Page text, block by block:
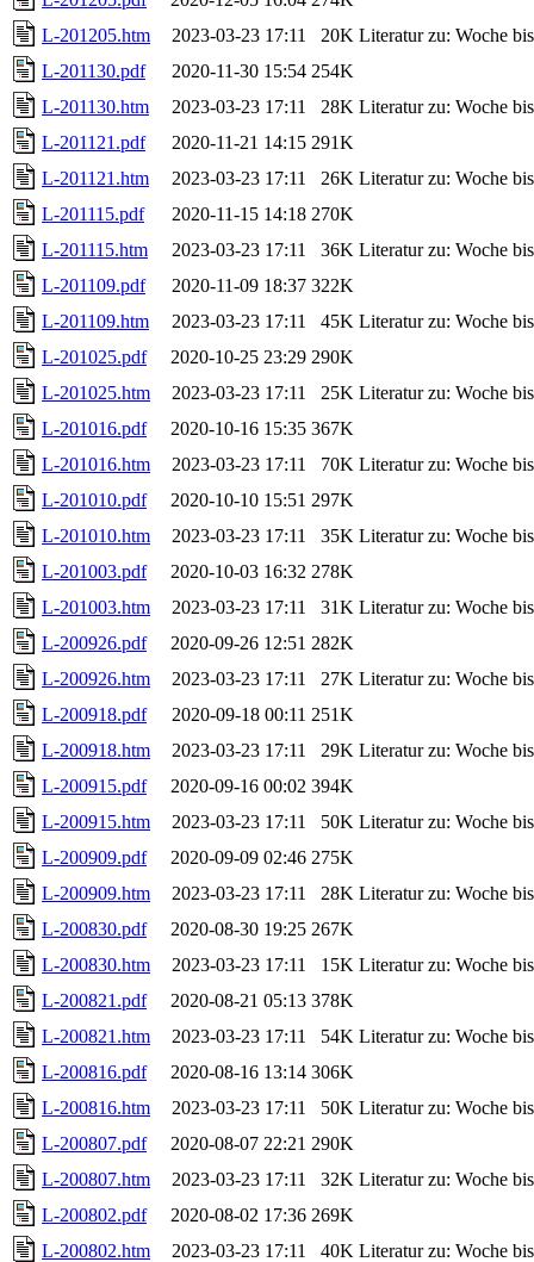
L-201205.htm
2023-03-23 17:11 20K Literatur zu: Woche
L-201130.pdf
2020-11-30 15:54 254K
L-201130.htm
2023-03-23 17:11 28K Literatur zu: Woche
L-201121.pdf
2020-11-21 14:15 291K
L-201121.htm
2023-03-23 17:11 26K Literatur zu: Woche
L-201115.pdf
2020-11-15 14:18 270K
L-201115.htm
2023-03-23 17:11 36K Literatur zu: Woche
L-201109.pdf
2020-11-09 18:37 322K
L-201109.htm
2023-03-23 17:11 45K Literatur zu: Woche
L-201025.pdf
2020-10-25 23:29 290K
L-201025.htm
2023-03-23 17:11 25K Literatur zu: Woche
L-201016.pdf
2020-10-16 15:35 367K
L-201016.htm
2023-03-23 17:11 70K Literatur zu: Woche
L-201010.pdf
2020-10-10 15:51 297K
L-201010.htm
2023-03-23 17:11 35K Literatur zu: Woche
L-201003.pdf
2020-10-03 16:32 278K
L-201003.htm
2023-03-23 17:11 31K Literatur zu: Woche
L-200926.pdf
2020-09-26 12:51 282K
L-200926.htm
2023-03-23 17:11 27K Literatur zu: Woche
L-200918.pdf
2020-09-18 00:11 251K
L-200918.htm
2023-03-23 17:11 29K Literatur zu: Woche
L-200915.pdf
2020-09-16 00:02 394K
L-200915.htm
2023-03-23 17:11 50K Literatur zu: Woche
L-200909.pdf
2020-09-09 02:46 275K
L-200909.htm
2023-03-23 17:11 28K Literatur zu: Woche
L-200830.pdf
2020-08-30 19:25 267K
L-200830.htm
2023-03-23 17:11 15K Literatur zu: Woche
L-200821.pdf
2020-08-21 05:13 378K
L-200821.htm
2023-03-23 17:11 54K Literatur zu: Woche
L-200816.pdf
2020-08-16 13:14 306K
L-200816.htm
2023-03-23 17:11 50K Literatur zu: Woche
L-200807.pdf
2020-08-07 22:21 290K
L-200807.htm
2023-03-23 17:11 32K Literatur zu: Woche
L-200802.pdf
2020-08-02 17:36 269K
L-200802.htm
2023-03-23 17:11 40K Literatur zu: Woche